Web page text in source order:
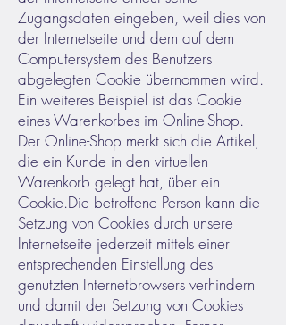
Zugangsdaten eingeben, weil dies von
der Internetseite und dem auf dem
Computersystem des Benutzers
abgelegten Cookie übernommen wird.
Ein weiteres Beispiel ist das Cookie
eines Warenkorbes im Online-Shop.
Der Online-Shop merkt sich die Artikel,
die ein Kunde in den virtuellen
Warenkorb gelegt hat, über ein
Cookie.Die betroffene Person kann die
Setzung von Cookies durch unsere
Internetseite jederzeit mittels einer
entsprechenden Einstellung des
genutzten Internetbrowsers verhindern
und damit der Setzung von Cookies